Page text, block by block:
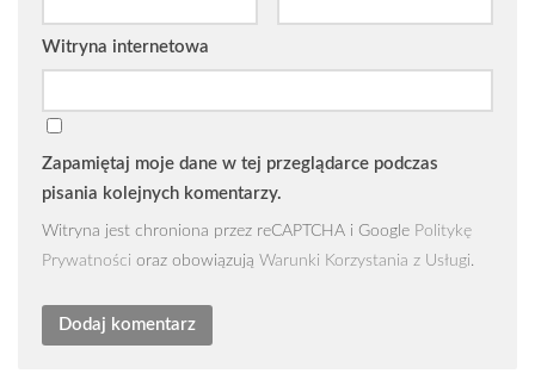
Witryna internetowa
Zapamiętaj moje dane w tej przeglądarce podczas
pisania kolejnych komentarzy.
Witryna jest chroniona przez reCAPTCHA i Google Politykę
Prywatności oraz obowiązują Warunki Korzystania z Usługi.